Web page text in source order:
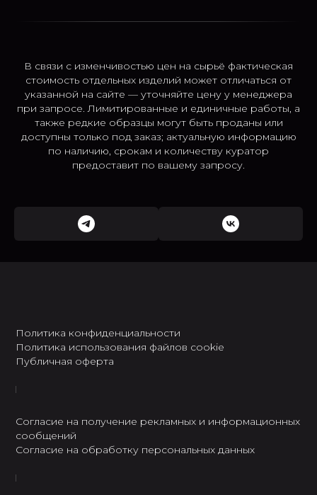
В связи с изменчивостью цен на сырьё фактическая
стоимость отдельных изделий может отличаться от
указанной на сайте — уточняйте цену у менеджера
при запросе. Лимитированные и единичные работы, а
также редкие образцы могут быть проданы или
доступны только под заказ; актуальную информацию
по наличию, срокам и количеству куратор
предоставит по вашему запросу.
Политика конфиденциальности
Политика использования файлов cookie
Публичная оферта
Согласие на получение рекламных и информационных
сообщений
Согласие на обработку персональных данных